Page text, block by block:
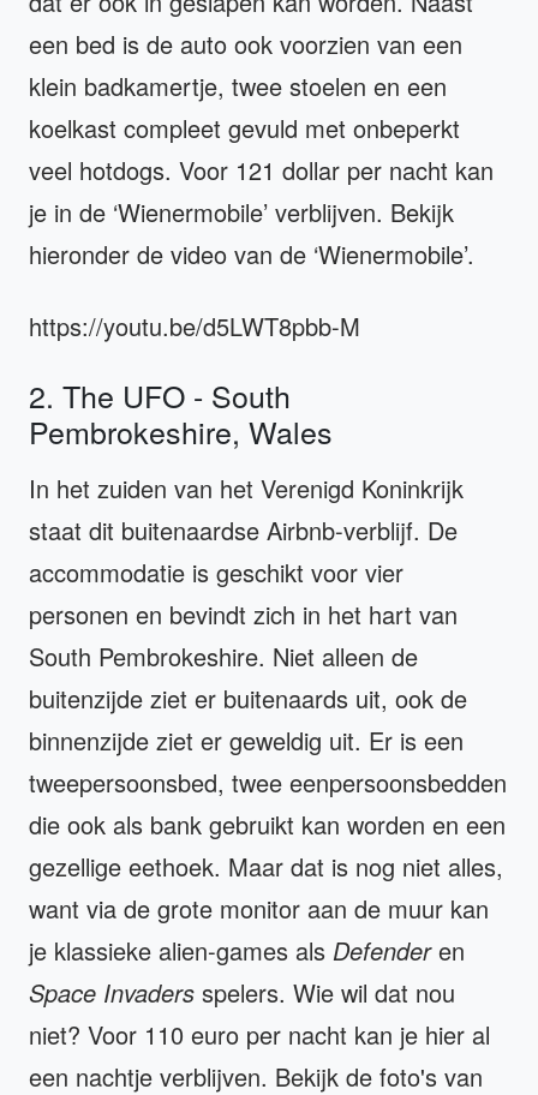
een bed is de auto ook voorzien van een
klein badkamertje, twee stoelen en een
koelkast compleet gevuld met onbeperkt
veel hotdogs. Voor 121 dollar per nacht kan
je in de ‘Wienermobile’ verblijven. Bekijk
hieronder de video van de ‘Wienermobile’.
https://youtu.be/d5LWT8pbb-M
2. The UFO - South
Pembrokeshire, Wales
In het zuiden van het Verenigd Koninkrijk
staat dit buitenaardse Airbnb-verblijf. De
accommodatie is geschikt voor vier
personen en bevindt zich in het hart van
South Pembrokeshire. Niet alleen de
buitenzijde ziet er buitenaards uit, ook de
binnenzijde ziet er geweldig uit. Er is een
tweepersoonsbed, twee eenpersoonsbedden
die ook als bank gebruikt kan worden en een
gezellige eethoek. Maar dat is nog niet alles,
want via de grote monitor aan de muur kan
je klassieke alien-games als Defenderen
Space Invaders spelers. Wie wil dat nou
niet? Voor 110 euro per nacht kan je hier al
een nachtje verblijven. Bekijk de foto's van